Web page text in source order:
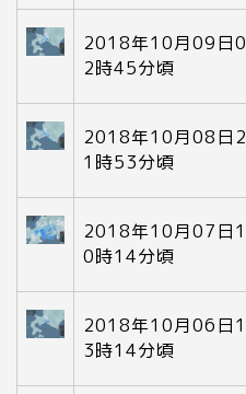
2018年10月09日0
2時45分頃
2018年10月08日2
1時53分頃
2018年10月07日1
0時14分頃
2018年10月06日1
3時14分頃